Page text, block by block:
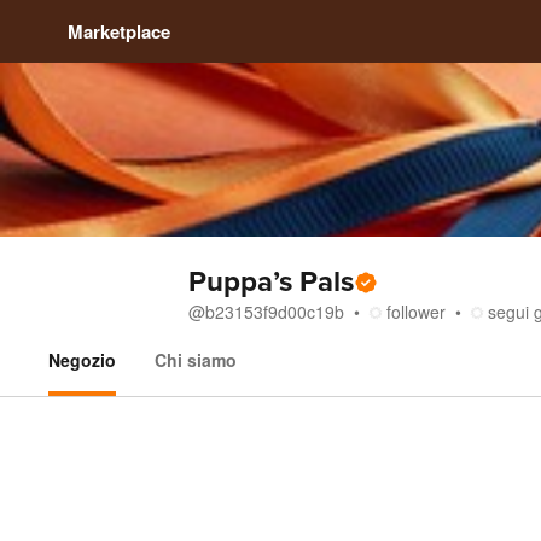
Marketplace
Puppa’s Pals
@b23153f9d00c19b follower
segui
Negozio
Chi siamo